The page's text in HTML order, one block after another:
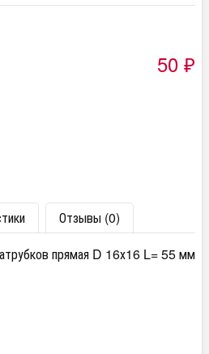
50 ₽
Отзывы (0)
прямая D 16х16 L= 55 мм